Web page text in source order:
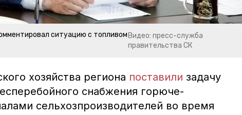
ситуацию с топливом Видео: пресс-служба
правительства СК
хозяйства региона поставили задачу
снабжения горюче-
сельхозпроизводителей во время